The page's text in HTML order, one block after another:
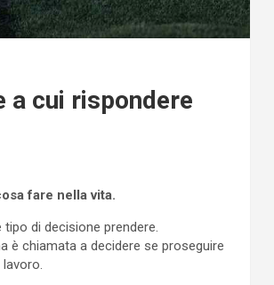
a cui rispondere
fare nella vita.
di decisione prendere.
è chiamata a decidere se proseguire